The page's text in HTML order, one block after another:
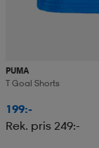
PUMA
T Goal Shorts
199:-
Rek. pris 249:-